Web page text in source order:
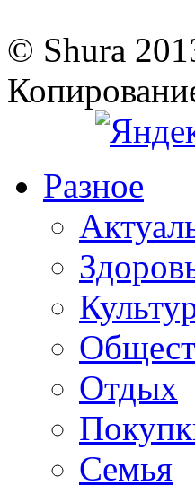
© Shura
Разное
Отдых
Семья